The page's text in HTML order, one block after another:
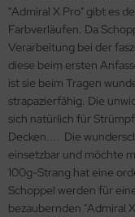
"Admiral X Pro" gibt es
Farbverläufen. Da
Verarbeitung bei der
diese beim ersten
ist sie beim Tragen
strapazierfähig. Die
sich natürlich für
Decken.... Die
einsetzbar und möchte
100g-Strang hat eine
Schoppel werden für
bezaubernden "Admiral